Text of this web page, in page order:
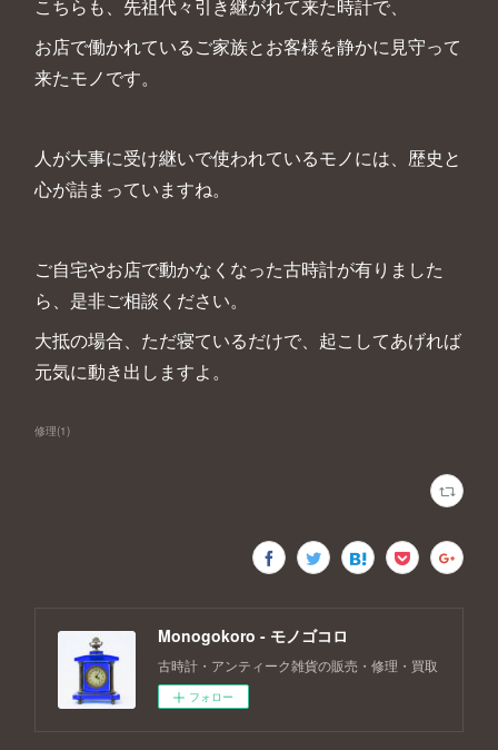
こちらも、先祖代々引き継がれて来た時計で、
お店で働かれているご家族とお客様を静かに見守って
来たモノです。
人が大事に受け継いで使われているモノには、歴史と
心が詰まっていますね。
ご自宅やお店で動かなくなった古時計が有りました
ら、是非ご相談ください。
大抵の場合、ただ寝ているだけで、起こしてあげれば
元気に動き出しますよ。
修理(1)
Monogokoro - モノゴコロ
古時計・アンティーク雑貨の販売・修理・買取
フォロー